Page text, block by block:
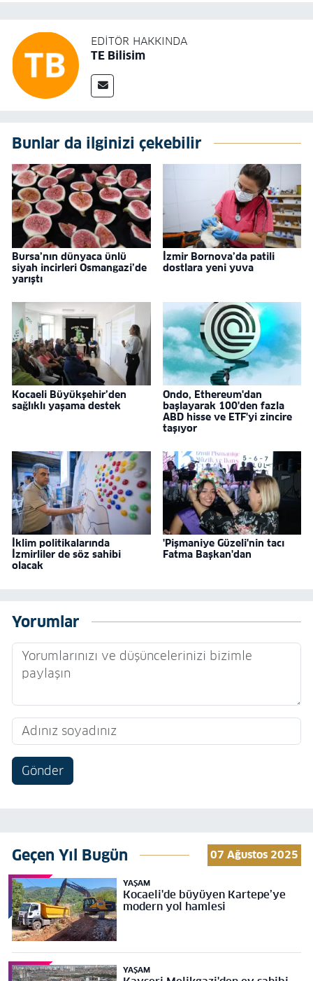
EDITÖR HAKKINDA
TE Bilisim
Bunlar da ilginizi çekebilir
Bursa’nın dünyaca ünlü
siyah incirleri Osmangazi’de
yarıştı
İzmir Bornova’da patili
dostlara yeni yuva
Kocaeli Büyükşehir’den
sağlıklı yaşama destek
Ondo, Ethereum'dan
başlayarak 100'den fazla
ABD hisse ve ETF'yi zincire
taşıyor
İklim politikalarında
İzmirliler de söz sahibi
olacak
'Pişmaniye Güzeli'nin tacı
Fatma Başkan'dan
Yorumlar
Gönder
Geçen Yıl Bugün 07 Ağustos 2025
YAŞAM
Kocaeli'de büyüyen Kartepe’ye
modern yol hamlesi
YAŞAM